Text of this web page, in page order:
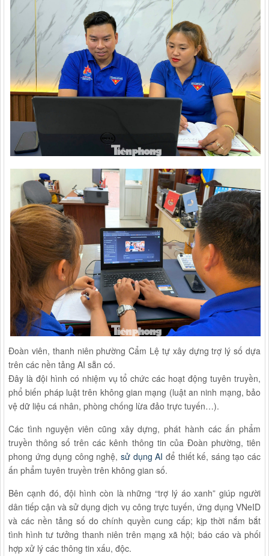
Đoàn viên, thanh niên phường Cẩm Lệ tự xây dựng trợ lý số dựa
trên các nền tảng AI sẵn có.
Đây là đội hình có nhiệm vụ tổ chức các hoạt động tuyên truyền,
phổ biến pháp luật trên không gian mạng (luật an ninh mạng, bảo
vệ dữ liệu cá nhân, phòng chống lừa đảo trực tuyến…).
Các tình nguyện viên cũng xây dựng, phát hành các ấn phẩm
truyền thông số trên các kênh thông tin của Đoàn phường, tiên
phong ứng dụng công nghệ,sử dụng AI để thiết kế, sáng tạo các
ấn phẩm tuyên truyền trên không gian số.
Bên cạnh đó, đội hình còn là những “trợ lý áo xanh” giúp người
dân tiếp cận và sử dụng dịch vụ công trực tuyến, ứng dụng VNeID
và các nền tảng số do chính quyền cung cấp; kịp thời nắm bắt
tình hình tư tưởng thanh niên trên mạng xã hội; báo cáo và phối
hợp xử lý các thông tin xấu, độc.